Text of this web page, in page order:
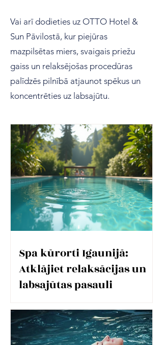
Vai arī dodieties uz OTTO Hotel &
Sun Pāvilostā, kur piejūras
mazpilsētas miers, svaigais priežu
gaiss un relaksējošas procedūras
palīdzēs pilnībā atjaunot spēkus un
koncentrēties uz labsajūtu.
Spa kūrorti Igaunijā:
Atklājiet relaksācijas un
labsajūtas pasauli